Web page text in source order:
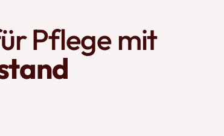
Pflege mit